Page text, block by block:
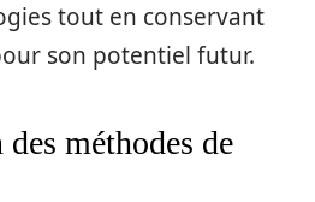
tout en conservant
son potentiel futur.
méthodes de